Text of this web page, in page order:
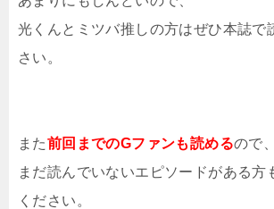
光くんとミツバ推しの方はぜひ本誌で
さい。
また前回までのGファンも読めるので、
まだ読んでいないエピソードがある方
ください。